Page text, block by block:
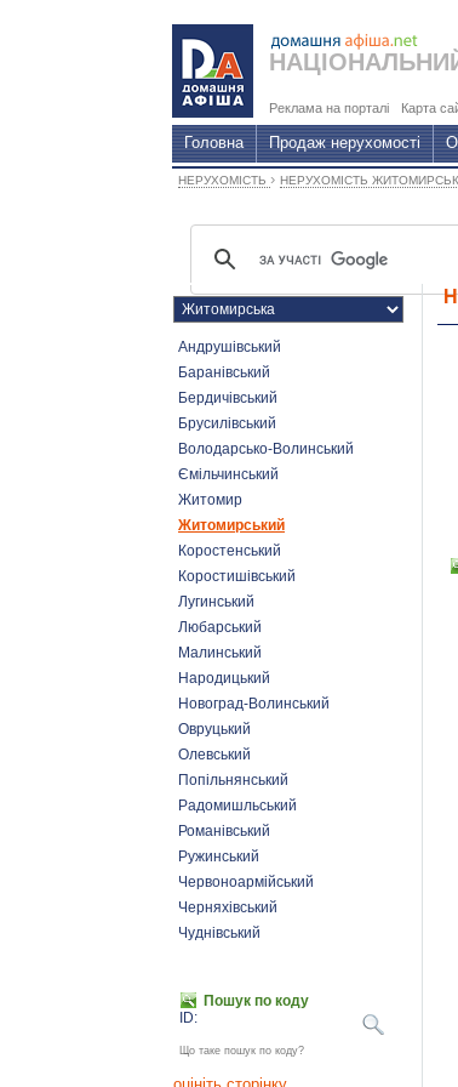
Реклама на порталі Карта
Головна Продаж нерухомості
НЕРУХОМІСТЬ › НЕРУХОМІСТЬ
Андрушівський
Баранівський
Бердичівський
Брусилівський
Володарсько-Волинський
Ємільчинський
Житомир
Житомирський
Коростенський
Коростишівський
Лугинський
Любарський
Малинський
Народицький
Новоград-Волинський
Овруцький
Олевський
Попільнянський
Радомишльський
Романівський
Ружинський
Червоноармійський
Черняхівський
Чуднівський
Пошук по коду
ID:
Що таке пошук по коду?